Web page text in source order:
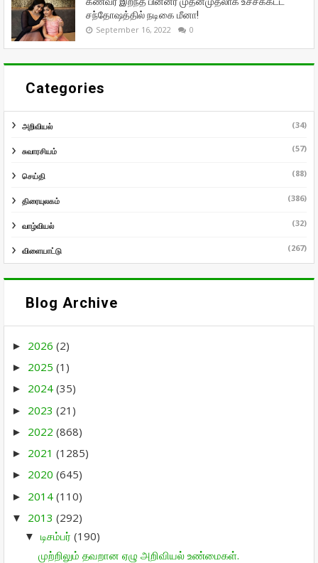
சந்தோஷத்தில் நடிகை மீனா!
September 16, 2022 0
Categories
அறிவியல் (34)
சுவாரசியம் (57)
செய்தி (88)
திரையுலகம் (386)
வாழ்வியல் (32)
விளையாட்டு (267)
Blog Archive
► 2026 (2)
► 2025 (1)
► 2024 (35)
► 2023 (21)
► 2022 (868)
► 2021 (1285)
► 2020 (645)
► 2014 (110)
▼ 2013 (292)
▼ டிசம்பர் (190)
முற்றிலும் தவறான ஏழு அறிவியல் உண்மைகள்.